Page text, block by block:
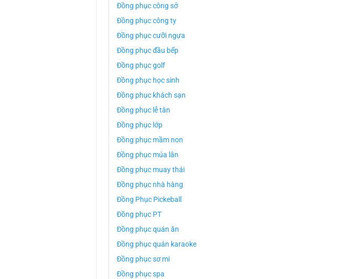
Đồng phục công sở
Đồng phục công ty
Đồng phục cưỡi ngựa
Đồng phục đầu bếp
Đồng phục golf
Đồng phục học sinh
Đồng phục khách sạn
Đồng phục lễ tân
Đồng phục lớp
Đồng phục mầm non
Đồng phục múa lân
Đồng phục muay thái
Đồng phục nhà hàng
Đồng Phục Pickeball
Đồng phục PT
Đồng phục quán ăn
Đồng phục quán karaoke
Đồng phục sơ mi
Đồng phục spa